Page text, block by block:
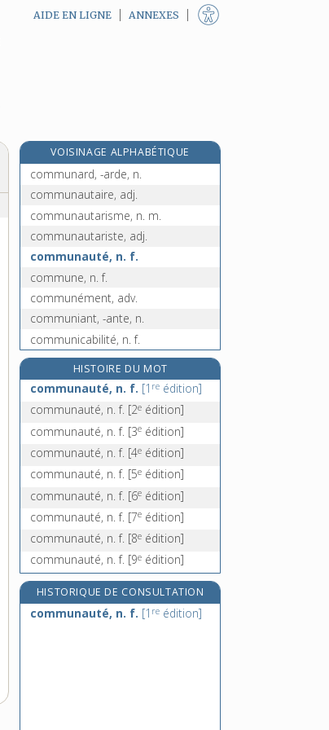
AIDE EN LIGNE ANNEXES
VOISINAGE ALPHABÉTIQUE
communal, -ale, adj.
communard, -arde, n.
communautaire, adj.
communautarisme, n. m.
communautariste, adj.
communauté, n. f.
commune, n. f.
communément, adv.
communiant, -ante, n.
communicabilité, n. f.
communicable, adj.
communicant, -ante, adj. et n.
communication, n. f.
HISTOIRE DU MOT
communauté, n. f. [1 re édition]
communauté, n. f. [2e édition]
communauté, n. f. [3e édition]
communauté, n. f. [4e édition]
communauté, n. f. [5e édition]
communauté, n. f. [6e édition]
communauté, n. f. [7e édition]
communauté, n. f. [8e édition]
communauté, n. f. [9e édition]
HISTORIQUE DE CONSULTATION
communauté, n. f. [1 re édition]